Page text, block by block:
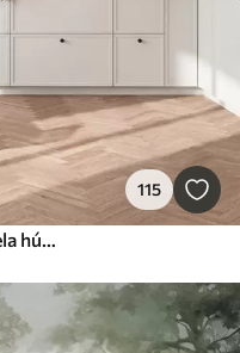
115
Rama con aceitunas verdes acuarela húmeda